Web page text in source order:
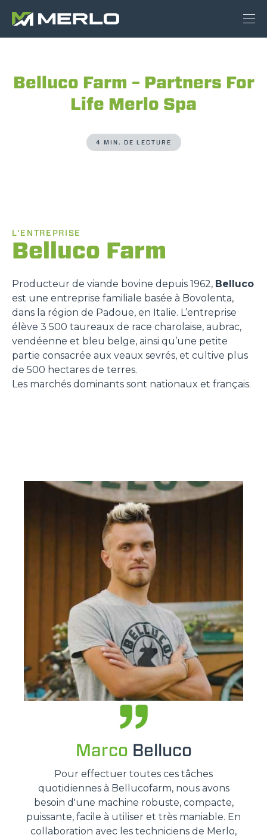
Belluco Farm – Partners For
Life Merlo Spa
4 MIN. DE LECTURE
L'ENTREPRISE
Belluco Farm
Producteur de viande bovine depuis 1962, Belluco
est une entreprise familiale basée à Bovolenta,
dans la région de Padoue, en Italie. L’entreprise
élève 3 500 taureaux de race charolaise, aubrac,
vendéenne et bleu belge, ainsi qu’une petite
partie consacrée aux veaux sevrés, et cultive plus
de 500 hectares de terres.
Les marchés dominants sont nationaux et français.
Marco Belluco
Pour effectuer toutes ces tâches
quotidiennes à Bellucofarm, nous avons
besoin d'une machine robuste, compacte,
puissante, facile à utiliser et très maniable. En
collaboration avec les techniciens de Merlo,